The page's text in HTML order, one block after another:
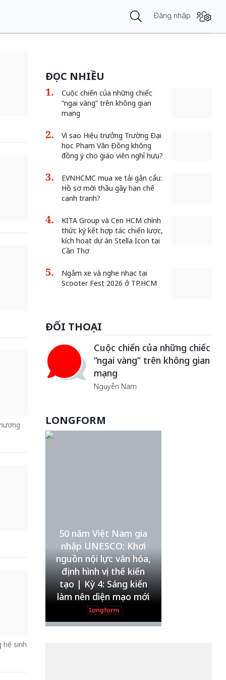
Đăng nhập
hệ sinh
ĐỌC NHIỀU
Cuộc chiến của những chiếc
“ngai vàng” trên không gian
mạng
Vì sao Hiệu trưởng Trường Đại
học Phạm Văn Đồng không
đồng ý cho giáo viên nghỉ hưu?
EVNHCMC mua xe tải gắn cẩu:
Hồ sơ mời thầu gây hạn chế
cạnh tranh?
KITA Group và Cen HCM chính
thức ký kết hợp tác chiến lược,
kích hoạt dự án Stella Icon tại
Cần Thơ
Ngắm xe và nghe nhạc tại
Scooter Fest 2026 ở TP.HCM
ĐỐI THOẠI
Cuộc chiến của những chiếc
“ngai vàng” trên không gian
mạng
Nguyễn Nam
Lê Hiền
Vẻ đẹp của khoa học nhân
văn
Lưu Nguyệt Linh
LONGFORM
50 năm Việt Nam gia
nhập UNESCO: Khơi
nguồn nội lực văn hóa,
định hình vị thế kiến
tạo | Kỳ 4: Sáng kiến
làm nên diện mạo mới